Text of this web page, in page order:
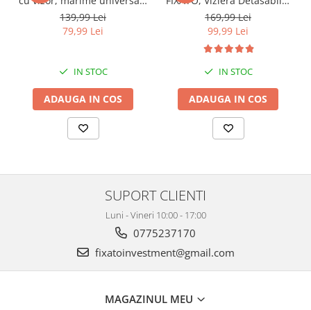
55-60cm, crem, FIXATO
139,99 Lei
79,99 Lei
IN STOC
ADAUGA IN COS
Marime Universala 59-
62cm, Negru
169,99 Lei
99,99 Lei
IN STOC
ADAUGA IN COS
SUPORT CLIENTI
Luni - Vineri 10:00 - 17:00
0775237170
fixatoinvestment@gmail.com
MAGAZINUL MEU